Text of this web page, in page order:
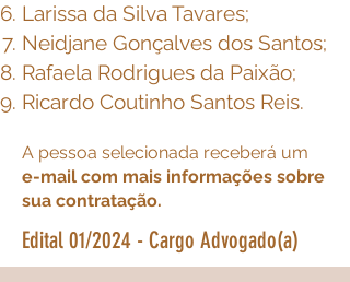
Larissa da Silva Tavares;
Neidjane Gonçalves dos Santos;
Rafaela Rodrigues da Paixão;
Ricardo Coutinho Santos Reis.
A pessoa selecionada receberá um
e-mail com mais informações sobre
sua contratação.
Edital 01/2024 - Cargo Advogado(a)